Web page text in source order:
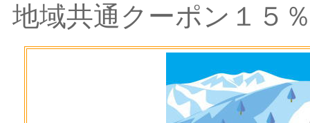
地域共通クーポン１５